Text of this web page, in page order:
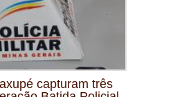
capturam três